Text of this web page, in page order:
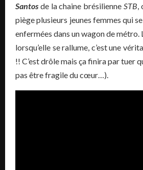
Santos de la chaine brésilienne STB,
piège plusieurs jeunes femmes qui
enfermées dans un wagon de métro.
lorsqu’elle se rallume, c’est une
!! C’est drôle mais ça finira par tuer
pas être fragile du cœur…).